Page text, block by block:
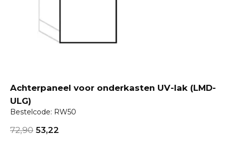
Achterpaneel voor onderkasten UV-lak (LMD-
ULG)
Bestelcode: RW50
72,90 53,22